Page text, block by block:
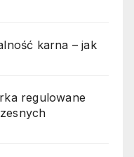
karna – jak
regulowane